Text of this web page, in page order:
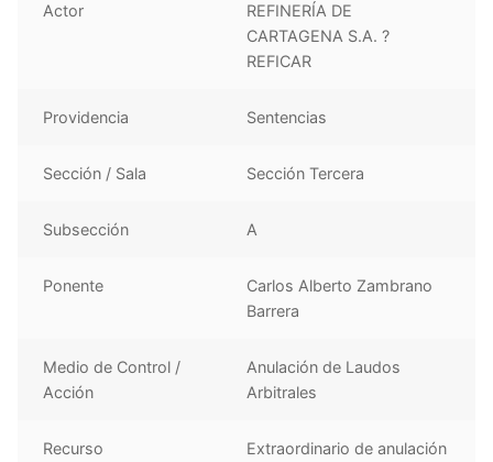
Actor
REFINERÍA DE
CARTAGENA S.A. ?
REFICAR
Providencia Sentencias
Sección / Sala Sección Tercera
Subsección A
Ponente
Carlos Alberto Zambrano
Barrera
Medio de Control /
Acción
Anulación de Laudos
Arbitrales
Recurso
Extraordinario de anulación